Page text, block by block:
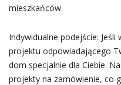
mieszkańców.
Indywidualne podejście:
projektu odpowiadającego
dom specjalnie dla Ciebie.
projekty na zamówienie, co